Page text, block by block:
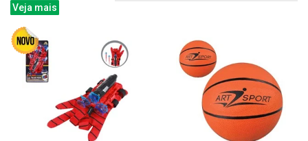
Veja mais